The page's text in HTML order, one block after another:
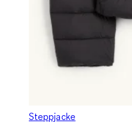
Steppjacke